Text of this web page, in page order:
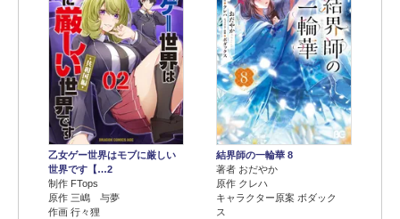
乙女ゲー世界はモブに厳しい
世界です【…2
制作 FTops
原作 三嶋 与夢
作画 行々狸
結界師の一輪華 8
著者 おだやか
原作 クレハ
キャラクター原案 ボダック
ス